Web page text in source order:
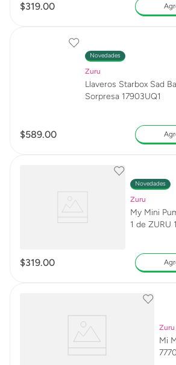
$319.00
Novedades
Zuru
Llaveros Starbox Sad
Sorpresa 17903UQ1
$589.00
Novedades
Zuru
My Mini
1 de ZURU
$319.00
Zuru
Mi